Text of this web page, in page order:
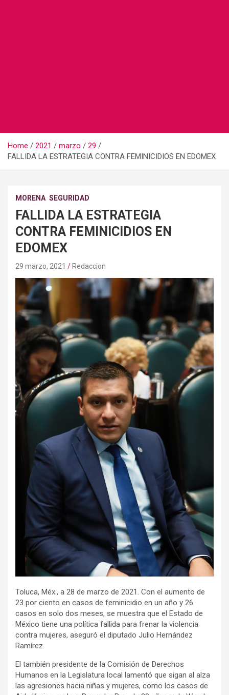
Home 2021 marzo
29
FALLIDA LA ESTRATEGIA CONTRA FEMINICIDIOS EN EDOMEX
MORENA SEGURIDAD
FALLIDA LA ESTRATEGIA
CONTRA FEMINICIDIOS EN
EDOMEX
29 marzo, 2021 Redaccion
Toluca, Méx., a 28 de marzo de 2021. Con el aumento de
23 por ciento en casos de feminicidio en un año y 26
casos en solo dos meses, se muestra que el Estado de
México tiene una política fallida para frenar la violencia
contra mujeres, aseguró el diputado Julio Hernández
Ramírez.
El también presidente de la Comisión de Derechos
Humanos en la Legislatura local lamentó que sigan al alza
las agresiones hacia niñas y mujeres, como los casos de